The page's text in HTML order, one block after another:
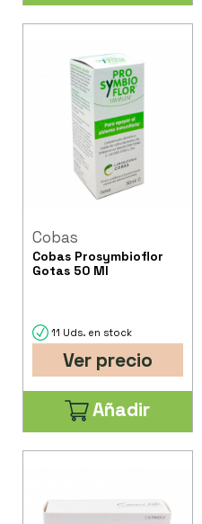
Cobas
Cobas Prosymbioflor
Gotas 50 Ml
11 Uds. en stock
Ver precio
Añadir